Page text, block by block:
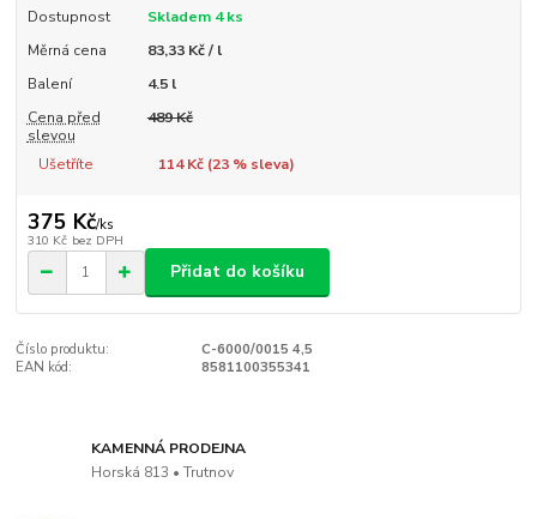
Dostupnost
Skladem 4 ks
Měrná cena
83,33 Kč / l
Balení
4.5 l
Cena před
slevou
489 Kč
Ušetříte 114 Kč (23% sleva)
375 Kč/ks
310 Kč bez DPH
Přidat do košíku
Číslo produktu:
C-6000/0015 4,5
EAN kód:
8581100355341
KAMENNÁ PRODEJNA
Horská 813 • Trutnov